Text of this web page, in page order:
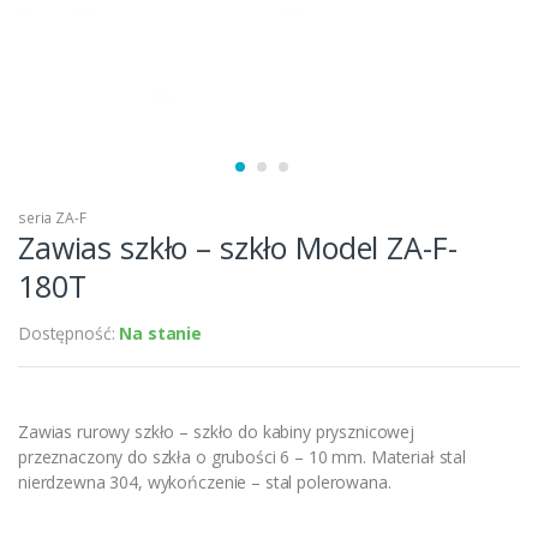
seria ZA-F
Zawias szkło – szkło Model ZA-F-
180T
Dostępność: Na stanie
Zawias rurowy szkło – szkło do kabiny prysznicowej
przeznaczony do szkła o grubości 6 – 10 mm. Materiał stal
nierdzewna 304, wykończenie – stal polerowana.